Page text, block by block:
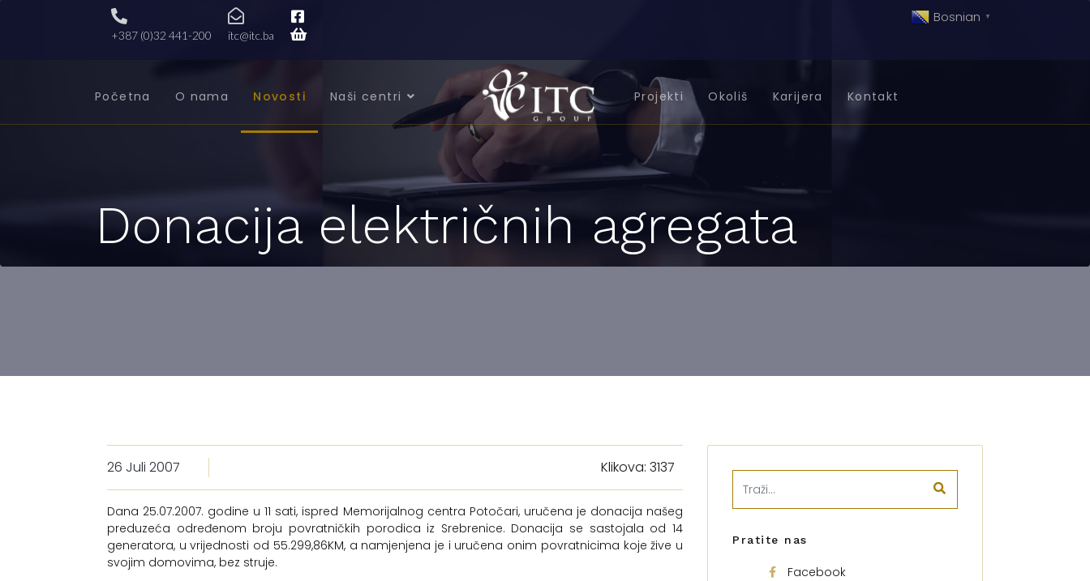
+387 (0)32 441-200 itc@itc.ba
Bosnian ▼
Početna O nama Novosti Naši centri Projekti Okoliš Karijera Kontakt
Donacija električnih agregata
26 Juli 2007 Klikova: 3137
Dana 25.07.2007. godine u 11 sati, ispred Memorijalnog centra Potočari, uručena je donacija našeg
preduzeća određenom broju povratničkih porodica iz Srebrenice. Donacija se sastojala od 14
generatora, u vrijednosti od 55.299,86KM, a namjenjena je i uručena onim povratnicima koje žive u
svojim domovima, bez struje.
Pratite nas
Facebook